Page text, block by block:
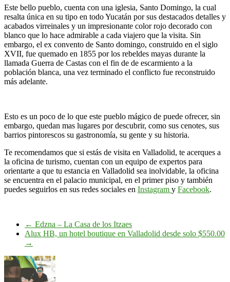
Este bello pueblo, cuenta con una iglesia, Santo Domingo, la cual
resalta única en su tipo en todo Yucatán por sus destacados detalles y
acabados virreinales y un impresionante color rojo decorado con
blanco que lo hace admirable a cada viajero que la visita. Sin
embargo, el ex convento de Santo domingo, construido en el siglo
XVII, fue quemado en 1855 por los rebeldes mayas durante la
llamada Guerra de Castas con el fin de de escarmiento a la
población blanca, una vez terminado el conflicto fue reconstruido
más adelante.
Esto es un poco de lo que este pueblo mágico de puede ofrecer, sin
embargo, quedan mas lugares por descubrir, como sus cenotes, sus
barrios pintorescos su gastronomía, su gente y su historia.
Te recomendamos que si estás de visita en Valladolid, te acerques a
la oficina de turismo, cuentan con un equipo de expertos para
orientarte a que tu estancia en Valladolid sea inolvidable, la oficina
se encuentra en el palacio municipal, en el primer piso y también
puedes seguirlos en sus redes sociales en Instagram y Facebook.
← Edzna – La Casa de los Itzaes
Alux HB, un hotel boutique en Valladolid desde solo $550.00
→